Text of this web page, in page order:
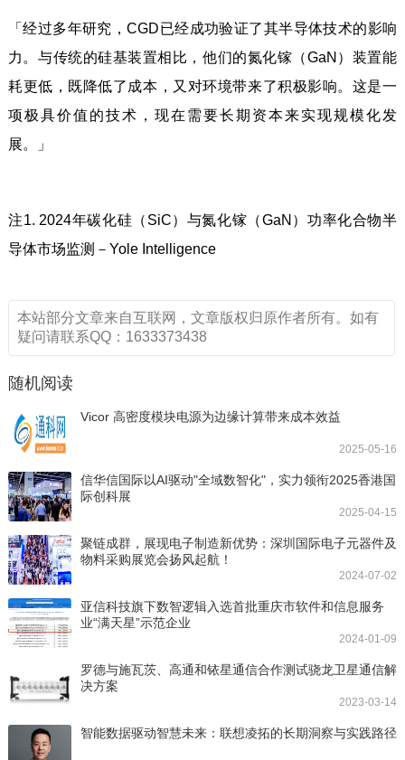
「经过多年研究，CGD已经成功验证了其半导体技术的影响
力。与传统的硅基装置相比，他们的氮化镓（GaN）装置能
耗更低，既降低了成本，又对环境带来了积极影响。这是一
项极具价值的技术，现在需要长期资本来实现规模化发
展。」
注1. 2024年碳化硅（SiC）与氮化镓（GaN）功率化合物半
导体市场监测－Yole Intelligence
本站部分文章来自互联网，文章版权归原作者所有。如有
疑问请联系QQ：1633373438
随机阅读
Vicor 高密度模块电源为边缘计算带来成本效益
2025-05-16
信华信国际以AI驱动"全域数智化"，实力领衔2025香港国
际创科展
2025-04-15
聚链成群，展现电子制造新优势：深圳国际电子元器件及
物料采购展览会扬风起航！
2024-07-02
亚信科技旗下数智逻辑入选首批重庆市软件和信息服务
业“满天星”示范企业
2024-01-09
罗德与施瓦茨、高通和铱星通信合作测试骁龙卫星通信解
决方案
2023-03-14
智能数据驱动智慧未来：联想凌拓的长期洞察与实践路径